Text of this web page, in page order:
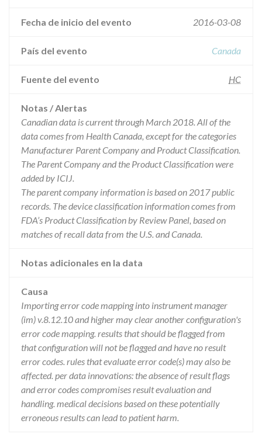
Fecha de inicio del evento 2016-03-08
País del evento Canada
Fuente del evento HC
Notas / Alertas
Canadian data is current through March 2018. All of the
data comes from Health Canada, except for the categories
Manufacturer Parent Company and Product Classification.
The Parent Company and the Product Classification were
added by ICIJ.
The parent company information is based on 2017 public
records. The device classification information comes from
FDA’s Product Classification by Review Panel, based on
matches of recall data from the U.S. and Canada.
Notas adicionales en la data
Causa
Importing error code mapping into instrument manager
(im) v.8.12.10 and higher may clear another configuration's
error code mapping. results that should be flagged from
that configuration will not be flagged and have no result
error codes. rules that evaluate error code(s) may also be
affected. per data innovations: the absence of result flags
and error codes compromises result evaluation and
handling. medical decisions based on these potentially
erroneous results can lead to patient harm.